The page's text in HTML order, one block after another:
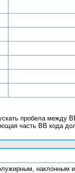
пробела между
часть BB кода
наклонным